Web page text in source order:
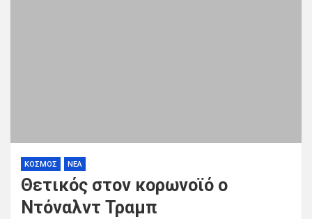
ΚΟΣΜΟΣ ΝΕΑ
Θετικός στον κορωνοϊό ο
Ντόναλντ Τραμπ